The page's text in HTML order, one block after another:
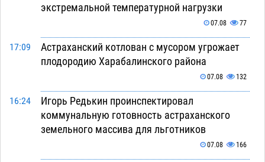
экстремальной температурной нагрузки
07.08 77
17:09
Астраханский котлован с мусором угрожает
плодородию Харабалинского района
07.08 132
16:24
Игорь Редькин проинспектировал
коммунальную готовность астраханского
земельного массива для льготников
07.08 166